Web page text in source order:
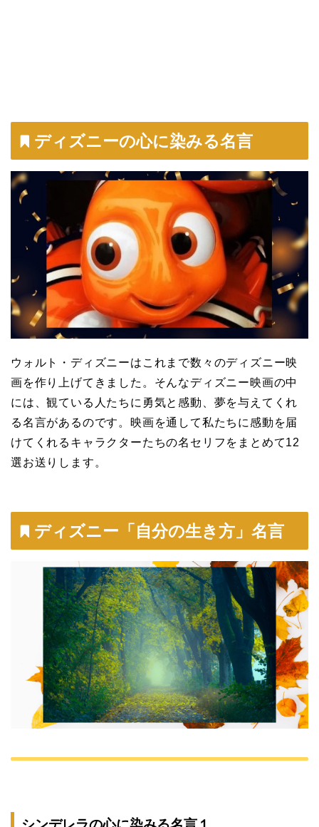
ディズニーの心に染みる名言
ウォルト・ディズニーはこれまで数々のディズニー映
画を作り上げてきました。そんなディズニー映画の中
には、観ている人たちに勇気と感動、夢を与えてくれ
る名言があるのです。映画を通して私たちに感動を届
けてくれるキャラクターたちの名セリフをまとめて12
選お送りします。
ディズニー「自分の生き方」名言